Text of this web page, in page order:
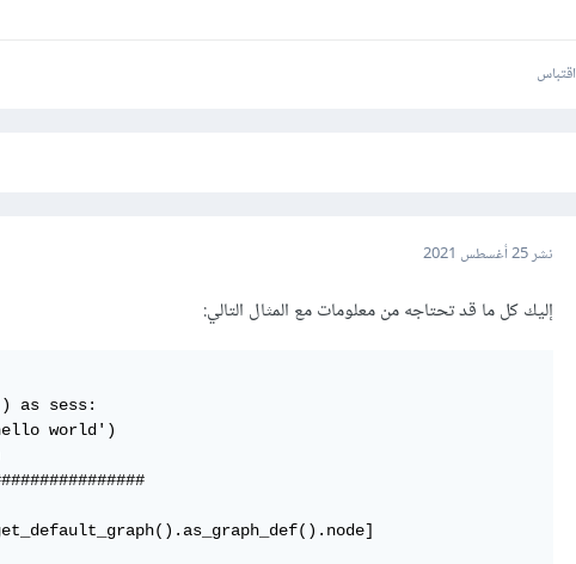
اقتباس
نشر25 أغسطس 2021
إليك كل ما قد تحتاجه من معلومات مع المثال التالي:
as sess:
world')